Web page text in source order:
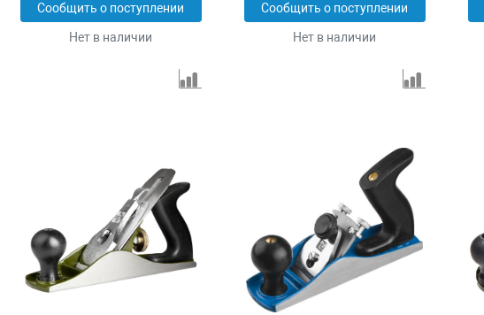
Сообщить о поступлении
Нет в наличии
Сообщить о поступлении
Нет в наличии